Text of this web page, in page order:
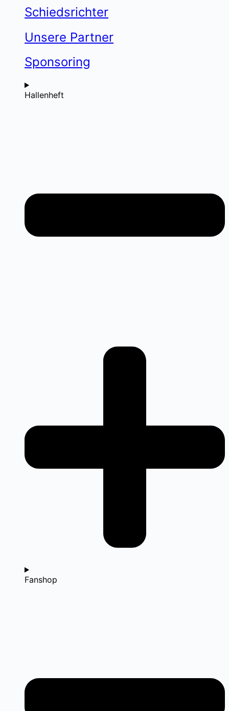
Schiedsrichter
Unsere Partner
Sponsoring
Hallenheft
Fanshop